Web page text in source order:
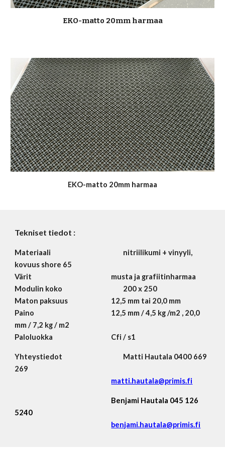
EKO-matto 20mm harmaa
EKO-matto 20mm harmaa
Tekniset tiedot :
Materiaali
nitriilikumi + vinyyli,
kovuus shore 65
Värit
musta ja grafiitinharmaa
Modulin koko
200 x 250
Maton paksuus
12,5 mm tai 20,0 mm
Paino
12,5 mm / 4,5 kg /m2 , 20,0
mm / 7,2 kg / m2
Paloluokka
Cfi / s1
Yhteystiedot
Matti Hautala 0400 669
269
matti.hautala@primis.fi
Benjami Hautala 045 126
5240
benjami.hautala@primis.fi